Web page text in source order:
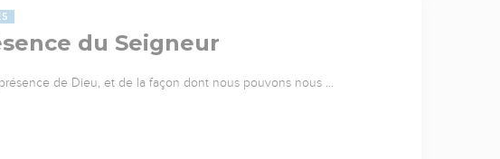
du Seigneur
de Dieu, et de la façon dont nous pouvons nous …